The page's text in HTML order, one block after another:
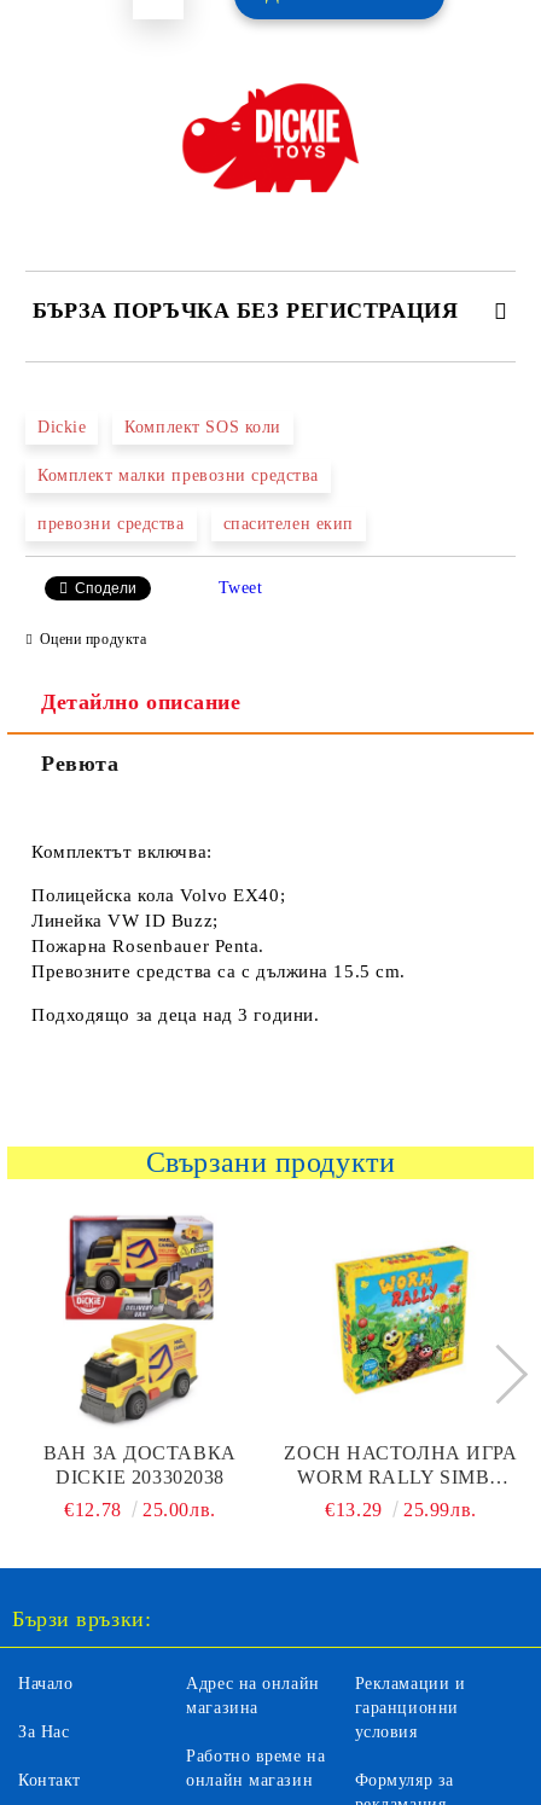
БЪРЗА ПОРЪЧКА БЕЗ РЕГИСТРАЦИЯ
Dickie Комплект SOS коли
Комплект малки превозни средства
превозни средства спасителен екип
Сподели Tweet
Оцени продукта
Детайлно описание
Ревюта
Комплектът включва:
Полицейска кола Volvo EX40;
Линейка VW ID Buzz;
Пожарна Rosenbauer Penta.
Превозните средства са с дължина 15.5 cm.
Подходящо за деца над 3 години.
Свързани продукти
ВАН ЗА ДОСТАВКА
DICKIE 203302038
€12.78
25.00лв.
ZOCH НАСТОЛНА ИГРА
WORM RALLY SIMBA
TOYS 601132100006
€13.29 25.99лв.
Бързи връзки:
Начало
За Нас
Контакт
Адрес на онлайн
магазина
Работно време на
онлайн магазин
Рекламации и
гаранционни
условия
Формуляр за